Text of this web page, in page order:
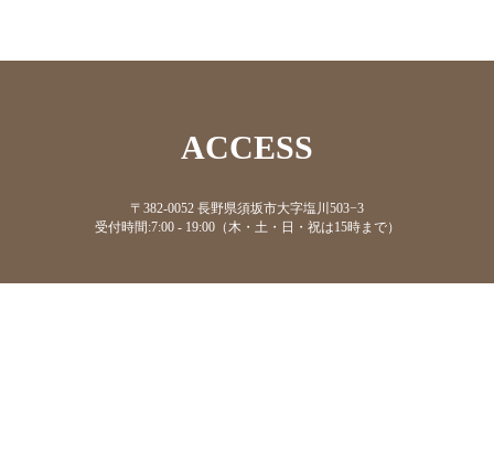
ACCESS
〒382-0052 長野県須坂市大字塩川503−3
受付時間:7:00 - 19:00（木・土・日・祝は15時まで）